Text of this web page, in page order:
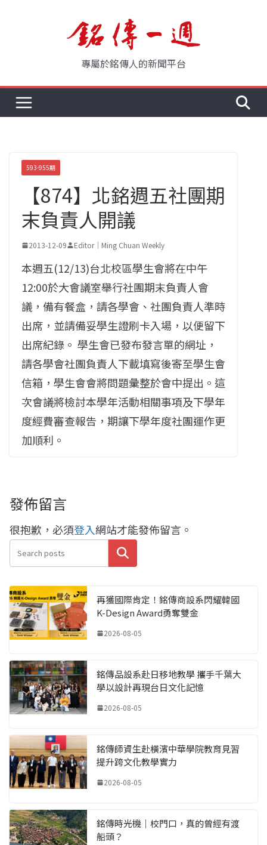
專屬於銘傳人的新聞平台
593-955期
【874】北銘週五社團期
末負責人開議
2013-12-09 Editor｜Ming Chuan Weekly
本週五(12/13)台北校區學生會將在中午
12:00於大會議室舉行社團期末負責人會
議，備有餐盒，請各學會、社團負責人準時
出席，並請備妥學生證刷卡入場，以便留下
出席紀錄。 學生會已發布發言單的網址，
請各學會社團負責人下載填寫後寄至學生會
信箱，學生會會將問題彙整於會中提出。這
次會議將檢討本學年活動相關事項及下學年
度經費審查報告，期讓下學年度社團運作更
加順利。
發佈留言
很抱歉，必須登入網站才能發佈留言。
搜尋
再獲國際肯定！銘傳商設系閃耀韓國
K-Design Award勇奪雙金
2026-08-05
銘傳品設系赴日移地教學 攜手千葉大
學以設計再現台日文化記憶
2026-08-05
銘傳師資生赴橫濱中華學院教育見習
提升跨文化教學實力
2026-08-05
銘傳時光機｜校門口，真的曾經有渡
船頭？